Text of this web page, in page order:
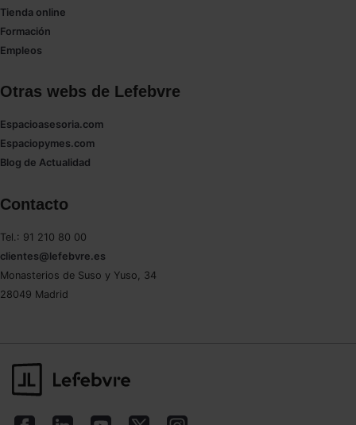
Tienda online
Formación
Empleos
Otras webs de Lefebvre
Espacioasesoria.com
Espaciopymes.com
Blog de Actualidad
Contacto
Tel.: 91 210 80 00
clientes@lefebvre.es
Monasterios de Suso y Yuso, 34
28049 Madrid